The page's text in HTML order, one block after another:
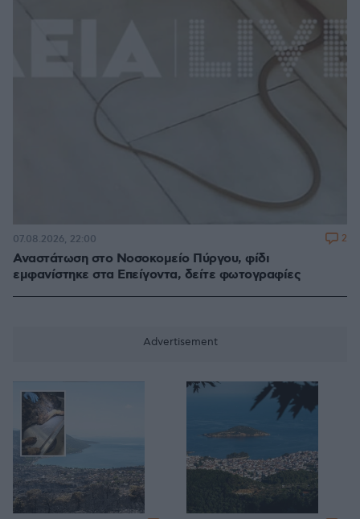
Αναστάτωση στο Νοσοκομείο Πύργου, φίδι
εμφανίστηκε στα Επείγοντα, δείτε φωτογραφίες
07.08.2026, 22:00 2